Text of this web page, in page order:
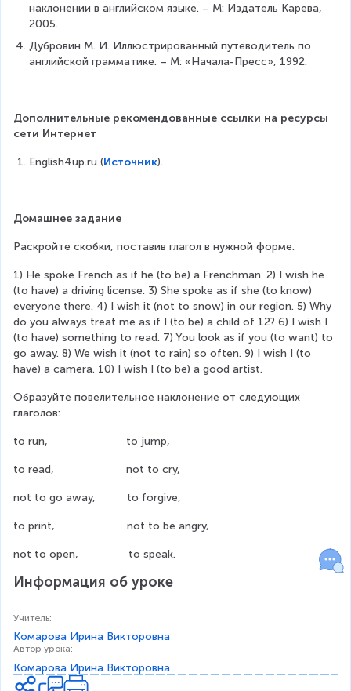
наклонении в английском языке. – М: Издатель Карева,
2005.
Дубровин М. И. Иллюстрированный путеводитель по
английской грамматике. – М: «Начала-Пресс», 1992.
Дополнительные рекомендованные ссылки на ресурсы
сети Интернет
English4up.ru (Источник).
Домашнее задание
Раскройте скобки, поставив глагол в нужной форме.
1) He spoke French as if he (to be) a Frenchman. 2) I wish he
(to have) a driving license. 3) She spoke as if she (to know)
everyone there. 4) I wish it (not to snow) in our region. 5) Why
do you always treat me as if I (to be) a child of 12? 6) I wish I
(to have) something to read. 7) You look as if you (to want) to
go away. 8) We wish it (not to rain) so often. 9) I wish I (to
have) a camera. 10) I wish I (to be) a good artist.
Образуйте повелительное наклонение от следующих
глаголов:
to run,                         to jump,
to read,                       not to cry,
not to go away,          to forgive,
to print,                       not to be angry,
not to open,                to speak.
Информация об уроке
Учитель:
Комарова Ирина Викторовна
Автор урока:
Комарова Ирина Викторовна